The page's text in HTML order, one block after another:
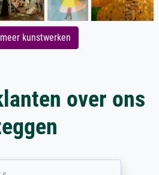
kunstwerken
over ons